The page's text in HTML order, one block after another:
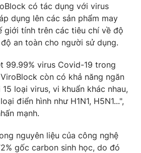
VTV
in và báo điện tử số 483/GP-BTTTT
Thủy
Thị Mỹ Hạnh, Phạm Quốc Thắng,
931 - 024.38 355 932
có tác dụng với virus
dụng lên các sản phẩm may
giới tính trên các tiêu chí về độ
an toàn cho người sử dụng.
99.99% virus Covid-19 trong
còn có khả năng ngăn
loại virus, vi khuẩn khác nhau,
điển hình như H1N1, H5N1...",
mạnh.
nguyên liệu của công nghệ
gốc carbon sinh học, do đó